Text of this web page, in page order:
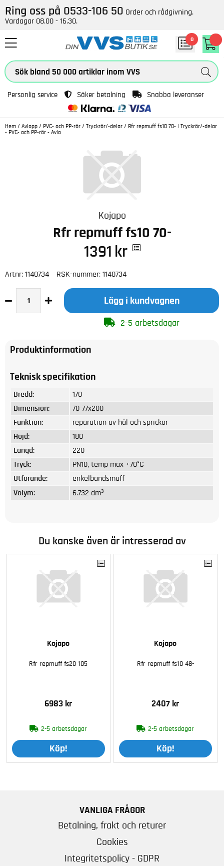
Ring oss på 0533-106 50 Order och rådgivning.
Vardagar 08.00 - 16.30.
0
Personlig service Säker betalning Snabba leveranser
Hem / Avlopp / PVC- och PP-rör / Tryckrör/-delar / Rfr repmuff fs10 70- | Tryckrör/-delar
- PVC- och PP-rör - Avlo
Kojapo
Rfr repmuff fs10 70-
1391 kr
Artnr: 1140734 RSK-nummer: 1140734
Lägg i kundvagnen
2-5 arbetsdagar
Produktinformation
Teknisk specifikation
Bredd:
170
Dimension:
70-77x200
Funktion:
reparation av hål och sprickor
Höjd:
180
Längd:
220
Tryck:
PN10, temp max +70°C
Utförande:
enkelbandsmuff
Volym:
6.732 dm³
Du kanske även är intresserad av
Kojapo
Rfr repmuff fs20 105
6983 kr
2-5 arbetsdagar
Köp!
Kojapo
Rfr repmuff fs10 48-
2407 kr
2-5 arbetsdagar
Köp!
VANLIGA FRÅGOR
Betalning, frakt och returer
Cookies
Integritetspolicy - GDPR